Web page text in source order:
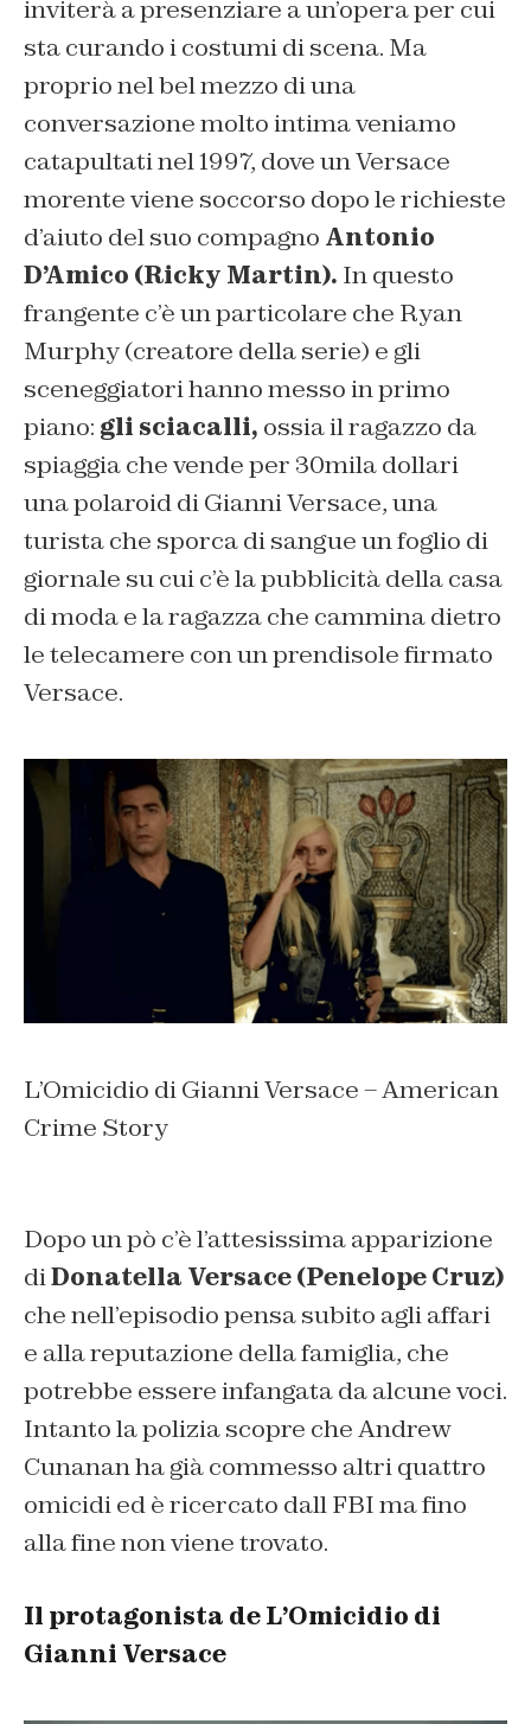
inviterà a presenziare a un’opera per cui
sta curando i costumi di scena. Ma
proprio nel bel mezzo di una
conversazione molto intima veniamo
catapultati nel 1997, dove un Versace
morente viene soccorso dopo le richieste
d’aiuto del suo compagno Antonio
D’Amico (Ricky Martin). In questo
frangente c’è un particolare che Ryan
Murphy (creatore della serie) e gli
sceneggiatori hanno messo in primo
piano: gli sciacalli, ossia il ragazzo da
spiaggia che vende per 30mila dollari
una polaroid di Gianni Versace, una
turista che sporca di sangue un foglio di
giornale su cui c’è la pubblicità della casa
di moda e la ragazza che cammina dietro
le telecamere con un prendisole firmato
Versace.
L’Omicidio di Gianni Versace – American
Crime Story
Dopo un pò c’è l’attesissima apparizione
diDonatella Versace (Penelope Cruz)
che nell’episodio pensa subito agli affari
e alla reputazione della famiglia, che
potrebbe essere infangata da alcune voci.
Intanto la polizia scopre che Andrew
Cunanan ha già commesso altri quattro
omicidi ed è ricercato dall FBI ma fino
alla fine non viene trovato.
Il protagonista de L’Omicidio di
Gianni Versace